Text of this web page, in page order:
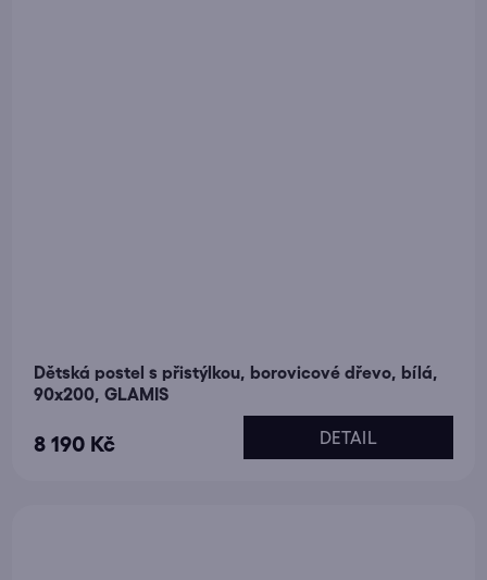
Dětská postel s přistýlkou, borovicové dřevo, bílá,
90x200, GLAMIS
8 190 Kč DETAIL